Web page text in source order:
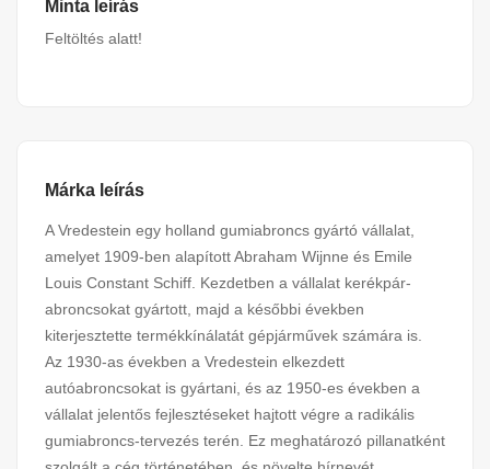
Minta leírás
Feltöltés alatt!
Márka leírás
A Vredestein egy holland gumiabroncs gyártó vállalat,
amelyet 1909-ben alapított Abraham Wijnne és Emile
Louis Constant Schiff. Kezdetben a vállalat kerékpár-
abroncsokat gyártott, majd a későbbi években
kiterjesztette termékkínálatát gépjárművek számára is.
Az 1930-as években a Vredestein elkezdett
autóabroncsokat is gyártani, és az 1950-es években a
vállalat jelentős fejlesztéseket hajtott végre a radikális
gumiabroncs-tervezés terén. Ez meghatározó pillanatként